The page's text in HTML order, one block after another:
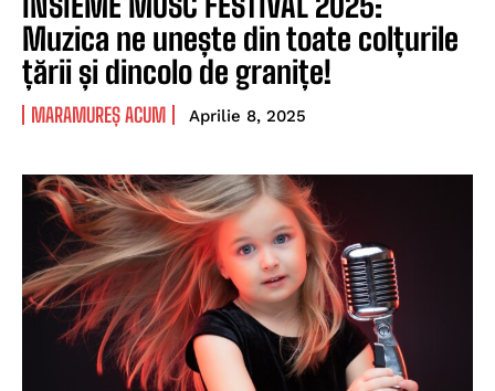
Muzica ne unește din toate colțurile
țării și dincolo de granițe!
MARAMUREȘ ACUM Aprilie 8, 2025